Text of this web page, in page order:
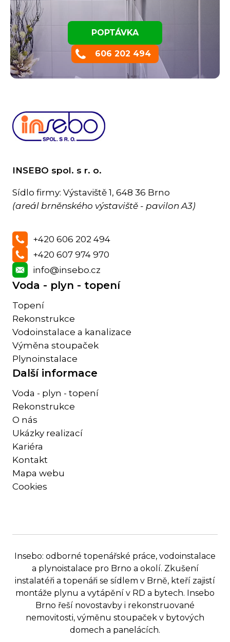
POPTÁVKA
606 202 494
INSEBO spol. s r. o.
Sídlo firmy: Výstaviště 1, 648 36 Brno
(areál brněnského výstaviště - pavilon A3)
+420 606 202 494
+420 607 974 970
info@insebo.cz
Voda - plyn - topení
Topení
Rekonstrukce
Vodoinstalace a kanalizace
Výměna stoupaček
Plynoinstalace
Další informace
Voda - plyn - topení
Rekonstrukce
O nás
Ukázky realizací
Kariéra
Kontakt
Mapa webu
Cookies
Insebo: odborné topenářské práce, vodoinstalace
a plynoistalace pro Brno a okolí. Zkušení
instalatéři a topenáři se sídlem v Brně, kteří zajistí
montáže plynu a vytápění v RD a bytech. Insebo
Brno řeší novostavby i rekonstruované
nemovitosti, výměnu stoupaček v bytových
domech a panelácích.